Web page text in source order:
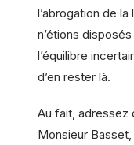
l’abrogation de
n’étions
l’équilibre
d’en rester là.
Au fait, adressez
Monsieur Basset,